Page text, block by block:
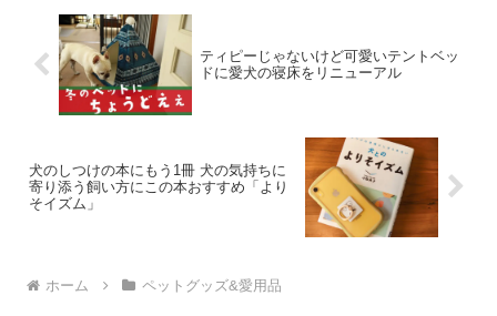
ティピーじゃないけど可愛いテントベッ
ドに愛犬の寝床をリニューアル
犬のしつけの本にもう1冊 犬の気持ちに
寄り添う飼い方にこの本おすすめ「より
そイズム」
ホーム ペットグッズ&愛用品